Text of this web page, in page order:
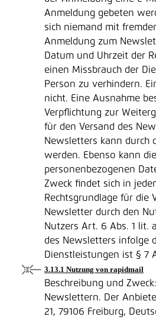
Anmeldung gebeten
sich niemand mit
Anmeldung zum
Datum und Uhrzeit der
einen Missbrauch der
Person zu verhindern.
nicht. Eine Ausnahme
Verpflichtung zur
für den Versand des
Newsletters kann durch
werden. Ebenso kann
personenbezogenen
Zweck findet sich in
Rechtsgrundlage für die
Newsletter durch den
Nutzers Art. 6 Abs. 1 lit.
des Newsletters infolge
Dienstleistungen ist § 7
3.13.1 Nutzung von rapidmail
Beschreibung und
Newslettern. Der
21, 79106 Freiburg,